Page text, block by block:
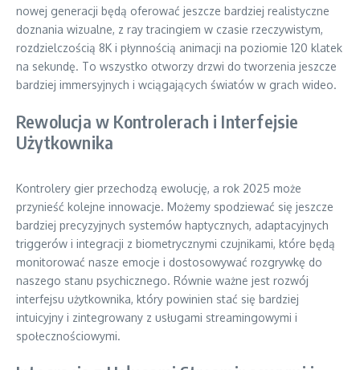
nowej generacji będą oferować jeszcze bardziej realistyczne
doznania wizualne, z ray tracingiem w czasie rzeczywistym,
rozdzielczością 8K i płynnością animacji na poziomie 120 klatek
na sekundę. To wszystko otworzy drzwi do tworzenia jeszcze
bardziej immersyjnych i wciągających światów w grach wideo.
Rewolucja w Kontrolerach i Interfejsie
Użytkownika
Kontrolery gier przechodzą ewolucję, a rok 2025 może
przynieść kolejne innowacje. Możemy spodziewać się jeszcze
bardziej precyzyjnych systemów haptycznych, adaptacyjnych
triggerów i integracji z biometrycznymi czujnikami, które będą
monitorować nasze emocje i dostosowywać rozgrywkę do
naszego stanu psychicznego. Równie ważne jest rozwój
interfejsu użytkownika, który powinien stać się bardziej
intuicyjny i zintegrowany z usługami streamingowymi i
społecznościowymi.